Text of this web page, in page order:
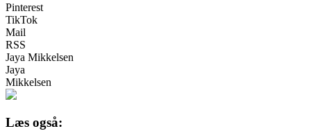
Pinterest
TikTok
Mail
RSS
Jaya Mikkelsen
Jaya
Mikkelsen
Læs også: